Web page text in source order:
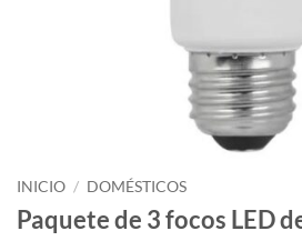
INICIO / DOMÉSTICOS
Paquete de 3 focos LED